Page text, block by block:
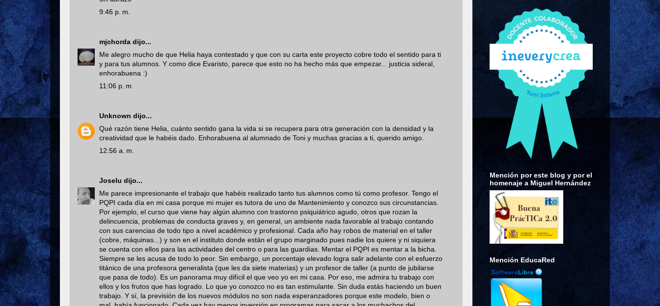
9:46 p. m.
mjchorda dijo...
Me alegro mucho de que Helia haya contestado y que con su carta este proyecto cobre todo el sentido para ti
y para tus alumnos. Y como dice Evaristo, parece que esto no ha hecho más que empezar... justicia sideral,
enhorabuena :)
11:06 p. m.
Unknown dijo...
Qué razón tiene Helia, cuánto sentido gana la vida si se recupera para otra generación con la densidad y la
creatividad que le habéis dado. Enhorabuena al alumnado de Toni y muchas gracias a ti, querido amigo.
12:56 a. m.
Joselu dijo...
Me parece impresionante el trabajo que habéis realizado tanto tus alumnos como tú como profesor. Tengo el
PQPI cada día en mi casa porque mi mujer es tutora de uno de Mantenimiento y conozco sus circunstancias.
Por ejemplo, el curso que viene hay algún alumno con trastorno psiquiátrico agudo, otros que rozan la
delincuencia, problemas de conducta graves y, en general, un ambiente nada favorable al trabajo contando
con sus carencias de todo tipo a nivel académico y profesional. Cada año hay robos de material en el taller
(cobre, máquinas...) y son en el instituto donde están el grupo marginado pues nadie los quiere y ni siquiera
se cuenta con ellos para las actividades del centro o para las guardias. Mentar el PQPI es mentar a la bicha.
Siempre se les acusa de todo lo peor. Sin embargo, un porcentaje elevado logra salir adelante con el esfuerzo
titánico de una profesora generalista (que les da siete materias) y un profesor de taller (a punto de jubilarse
que pasa de todo). Es un panorama muy difícil el que veo yo en mi casa. Por eso, me admira tu trabajo con
ellos y los frutos que has logrado. Lo que yo conozco no es tan estimulante. Sin duda estás haciendo un buen
trabajo. Y sí, la previsión de los nuevos módulos no son nada esperanzadores porque este modelo, bien o
Mención por este blog y por el
homenaje a Miguel Hernández
Mención EducaRed